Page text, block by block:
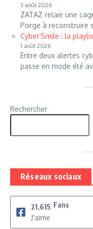
3 août 2026
ZATAZ relaie une
Porge à reconstruire
Cyber’Smile : la
1 août 2026
Entre deux alertes
passe en mode été
Rechercher
Réseaux sociaux
21,615 Fans
J'aime